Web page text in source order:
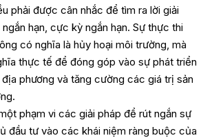
phải được cân nhắc để tìm ra lời giải
hạn, cực kỳ ngắn hạn. Sự thực thi
có nghĩa là hủy hoại môi trường, mà
thực tế để đóng góp vào sự phát triển
phương và tăng cường các giá trị sản
phạm vi các giải pháp để rút ngắn sự
đầu tư vào các khái niệm ràng buộc của